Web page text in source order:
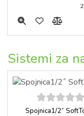
Sistemi za
5out of
Spojnica1/2˝